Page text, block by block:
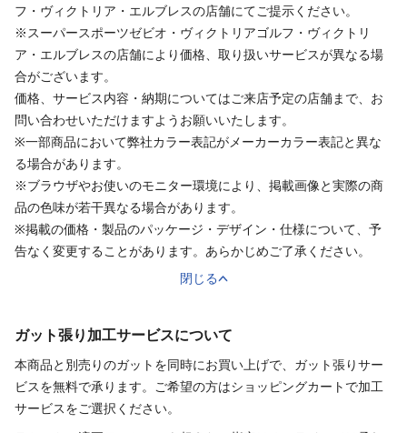
フ・ヴィクトリア・エルブレスの店舗にてご提示ください。
※スーパースポーツゼビオ・ヴィクトリアゴルフ・ヴィクトリ
ア・エルブレスの店舗により価格、取り扱いサービスが異なる場
合がございます。
価格、サービス内容・納期についてはご来店予定の店舗まで、お
問い合わせいただけますようお願いいたします。
※一部商品において弊社カラー表記がメーカーカラー表記と異な
る場合があります。
※ブラウザやお使いのモニター環境により、掲載画像と実際の商
品の色味が若干異なる場合があります。
※掲載の価格・製品のパッケージ・デザイン・仕様について、予
告なく変更することがあります。あらかじめご了承ください。
閉じる
ガット張り加工サービスについて
本商品と別売りのガット を同時にお買い上げで、 ガット張りサー
ビスを無料で承ります。ご希望の方はショッピングカートで加工
サービスをご選択ください。